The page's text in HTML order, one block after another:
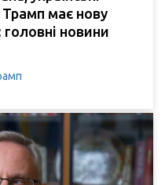
має нову
новини